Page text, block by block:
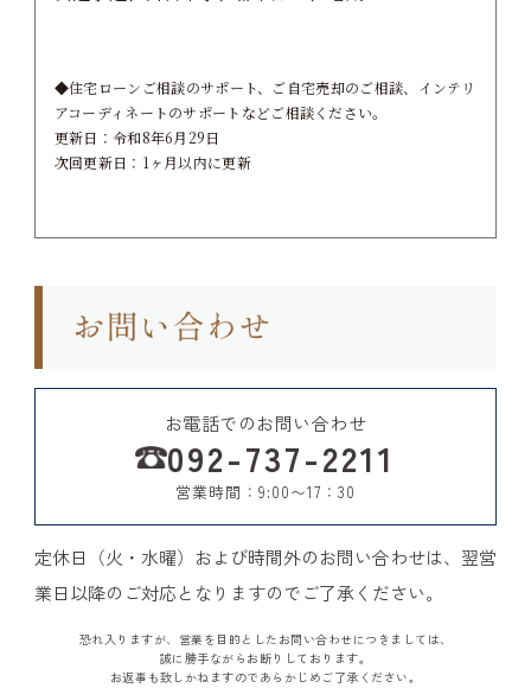
◆住宅ローンご相談のサポート、ご自宅売却のご相談、インテリ
アコーディネートのサポートなどご相談ください。
更新日：令和8年6月29日
次回更新日：1ヶ月以内に更新
お電話でのお問い合わせ
092-737-2211
営業時間：9:00〜17：30
定休日（火・水曜）および時間外のお問い合わせは、翌営
業日以降のご対応となりますのでご了承ください。
恐れ入りますが、営業を目的としたお問い合わせにつきましては、
誠に勝手ながらお断りしております。
お返事も致しかねますのであらかじめご了承ください。